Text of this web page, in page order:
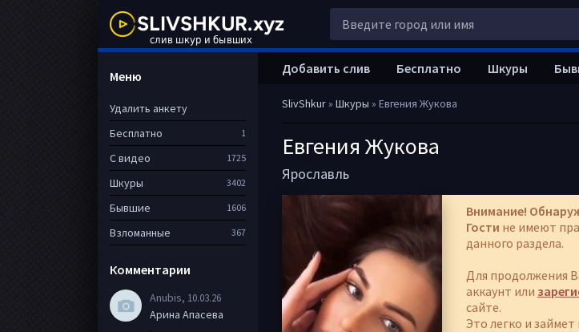
SlivShkur» Шкуры » Евгения Жукова
Евгения Жукова
Ярославль
Внимание!
Гости не имеют
данного раздела.
Для продолжения
аккаунт или
сайте.
Это легко и займет
Добавить слив Бесплатно Шкуры
Меню
Удалить анкету
Бесплатно
1
С видео 1725
Шкуры 3402
Бывшие 1606
Взломанные 367
Комментарии
Anubis, 10.03.26
Арина Апасева